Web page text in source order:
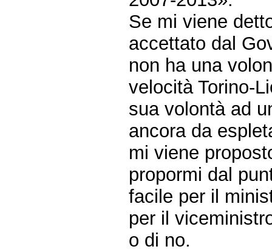
Se mi viene
accettato dal
non ha una
velocità Torino-
sua volontà ad
ancora da
mi viene
propormi dal
facile per il
per il
o di no.